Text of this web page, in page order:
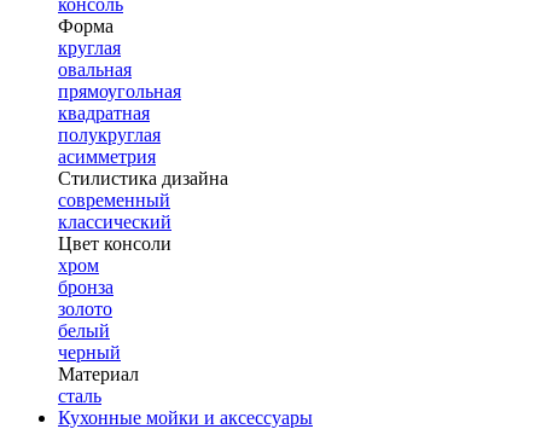
консоль
Форма
круглая
овальная
прямоугольная
квадратная
полукруглая
асимметрия
Стилистика дизайна
современный
классический
Цвет консоли
хром
бронза
золото
белый
черный
Материал
сталь
Кухонные мойки и аксессуары